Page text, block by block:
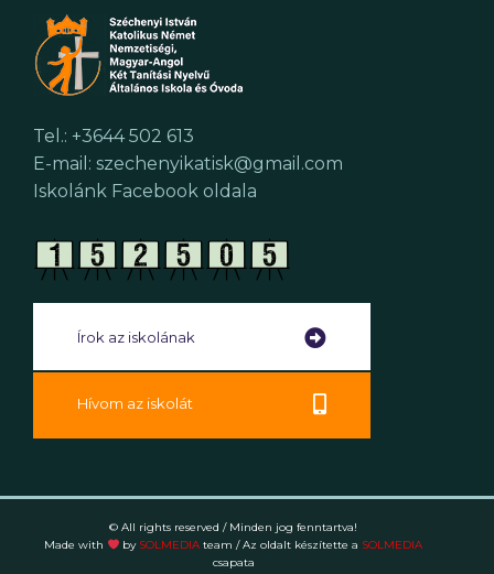
Tel.: +3644 502 613
E-mail: szechenyikatisk@gmail.com
Iskolánk Facebook oldala
Írok az iskolának
Hívom az iskolát
© All rights reserved / Minden jog fenntartva!
Made with
by SOLMEDIA team / Az oldalt készítette a SOLMEDIA
csapata